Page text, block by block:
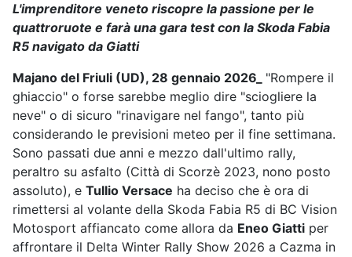
L'imprenditore veneto riscopre la passione per le
quattroruote e farà una gara test con la Skoda Fabia
R5 navigato da Giatti
Majano del Friuli (UD), 28 gennaio 2026_ "Rompere il
ghiaccio" o forse sarebbe meglio dire "sciogliere la
neve" o di sicuro "rinavigare nel fango", tanto più
considerando le previsioni meteo per il fine settimana.
Sono passati due anni e mezzo dall'ultimo rally,
peraltro su asfalto (Città di Scorzè 2023, nono posto
assoluto), e Tullio Versace ha deciso che è ora di
rimettersi al volante della Skoda Fabia R5 di BC Vision
Motosport affiancato come allora da Eneo Giatti per
affrontare il Delta Winter Rally Show 2026 a Cazma in